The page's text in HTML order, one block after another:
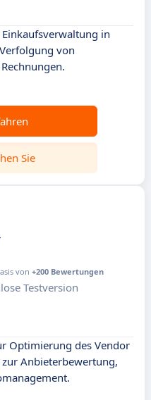
in
von
Sie
von +200 Bewertungen
Testversion
Optimierung des Vendor
Anbieterbewertung,